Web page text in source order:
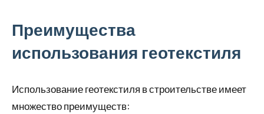
Преимущества
использования геотекстиля
Использование геотекстиля в строительстве имеет
множество преимуществ: